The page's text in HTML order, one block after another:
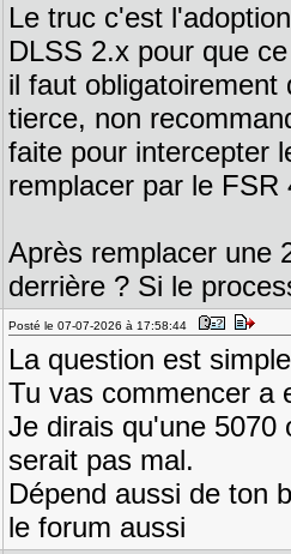
Le truc c'est
DLSS 2.x pour que
il faut
tierce, non
faite pour intercepter
remplacer par le FSR
Après remplacer une
derrière ? Si le
Posté le 07-07-2026 à 17:58:44
La question est
Tu vas commencer a
Je dirais qu'une 5070
serait pas mal.
Dépend aussi de ton
le forum aussi